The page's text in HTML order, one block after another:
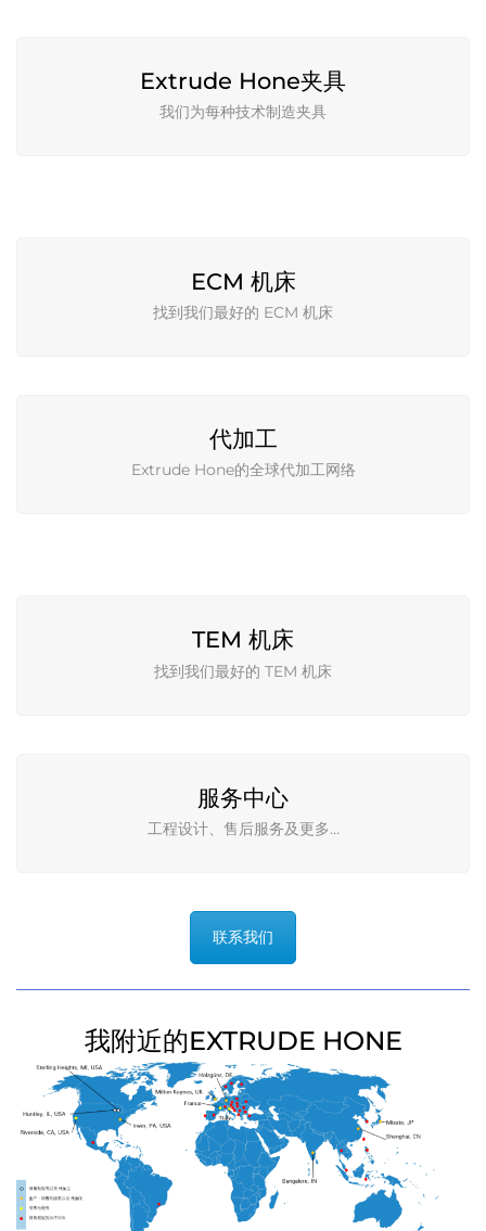
Extrude Hone夹具
我们为每种技术制造夹具
ECM 机床
找到我们最好的 ECM 机床
代加工
Extrude Hone的全球代加工网络
TEM 机床
找到我们最好的 TEM 机床
服务中心
工程设计、售后服务及更多…
联系我们
我附近的EXTRUDE HONE